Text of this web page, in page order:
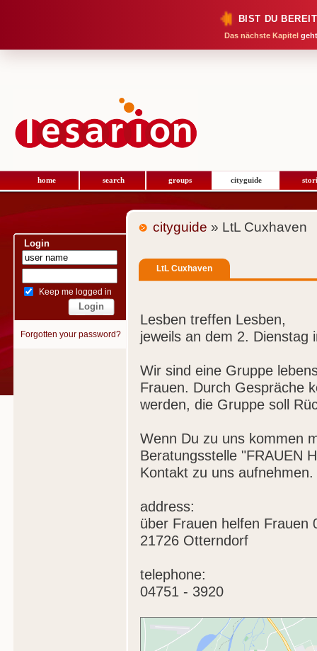
BIST DU
Das nächste Kapitel
home search groups cityguide
Login
Keep me logged in
Forgotten your password?
cityguide » LtL Cuxhaven
LtL Cuxhaven
Lesben treffen Lesben,
jeweils an dem 2.
Wir sind eine Gruppe
Frauen. Durch Gespräche
werden, die Gruppe soll
Wenn Du zu uns kommen
Beratungsstelle "FRAUEN
Kontakt zu uns aufnehmen.
address:
über Frauen helfen Frauen
21726 Otterndorf
telephone:
04751 - 3920